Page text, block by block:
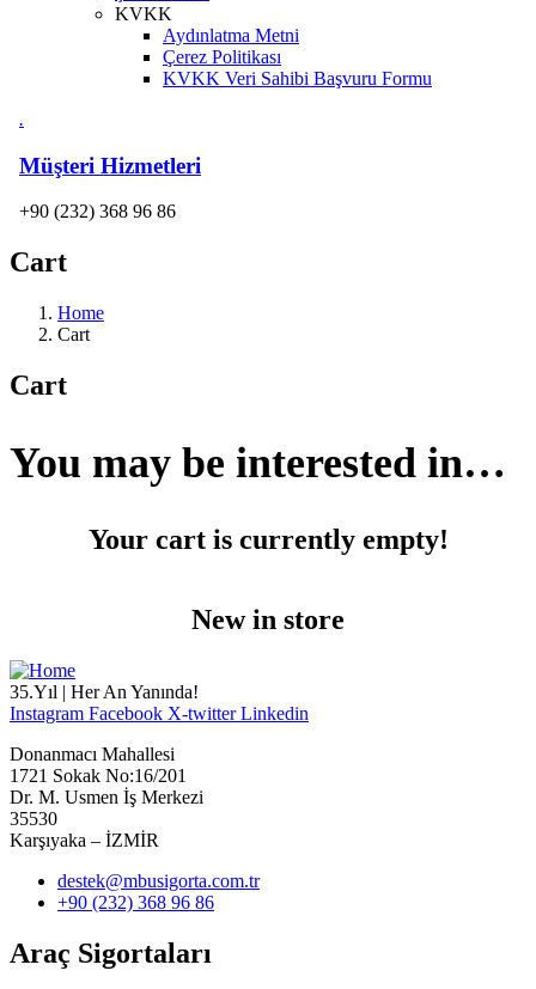
KVKK
Aydınlatma Metni
Çerez Politikası
KVKK Veri Sahibi Başvuru Formu
.
Müşteri Hizmetleri
+90 (232) 368 96 86
Cart
Home
Cart
Cart
You may be interested in…
Your cart is currently empty!
New in store
35.Yıl | Her An Yanında!
Instagram Facebook X-twitter Linkedin
Donanmacı Mahallesi
1721 Sokak No:16/201
Dr. M. Usmen İş Merkezi
35530
Karşıyaka – İZMİR
destek@mbusigorta.com.tr
+90 (232) 368 96 86
Araç Sigortaları